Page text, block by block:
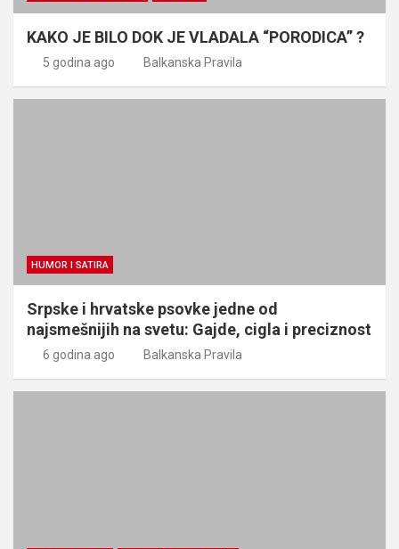
KAKO JE BILO DOK JE VLADALA “PORODICA” ?
5 godina ago Balkanska Pravila
HUMOR I SATIRA
Srpske i hrvatske psovke jedne od
najsmešnijih na svetu: Gajde, cigla i preciznost
6 godina ago Balkanska Pravila